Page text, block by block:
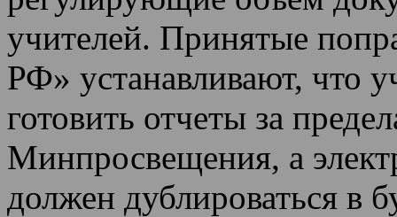
учителей. Принятые
РФ» устанавливают, что
готовить отчеты за
Минпросвещения, а
должен дублироваться в